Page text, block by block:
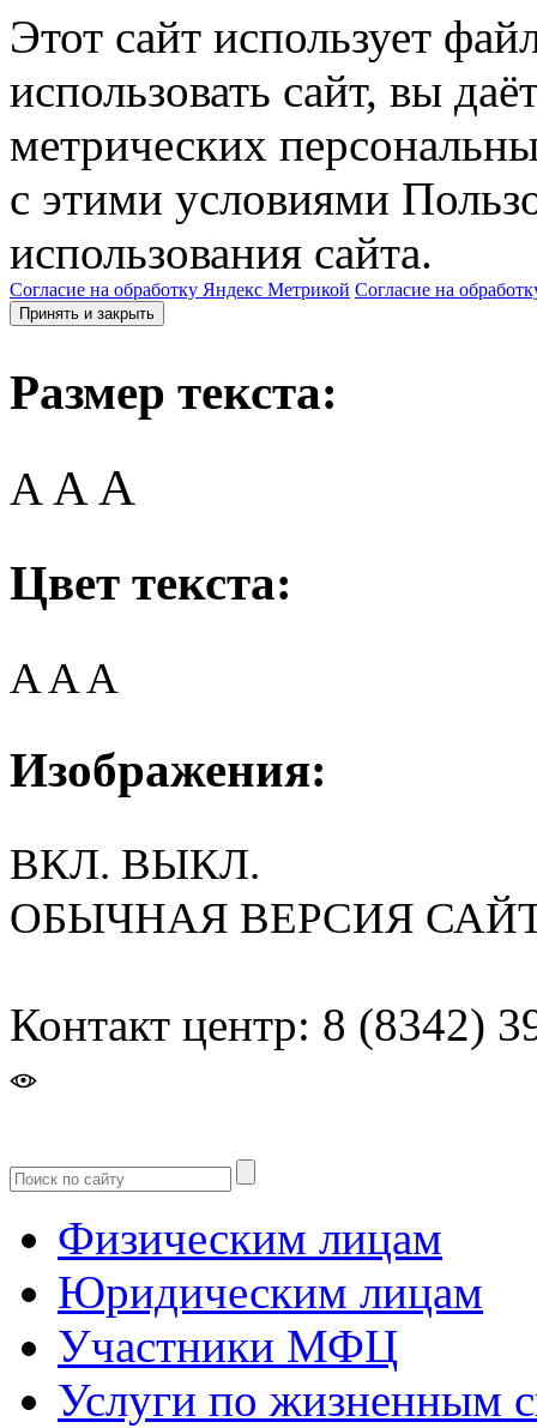
Этот сайт использует
использовать сайт, вы
метрических
с этими условиями
использования сайта.
Согласие на обработку Яндекс Метрикой Согласие на
Принять и закрыть
Размер текста:
A AA
Цвет текста:
AAA
Изображения:
ВКЛ. ВЫКЛ.
ОБЫЧНАЯ ВЕРСИЯ
Контакт центр: 8 (8342)
Физическим лицам
Юридическим лицам
Участники МФЦ
Услуги по жизненным